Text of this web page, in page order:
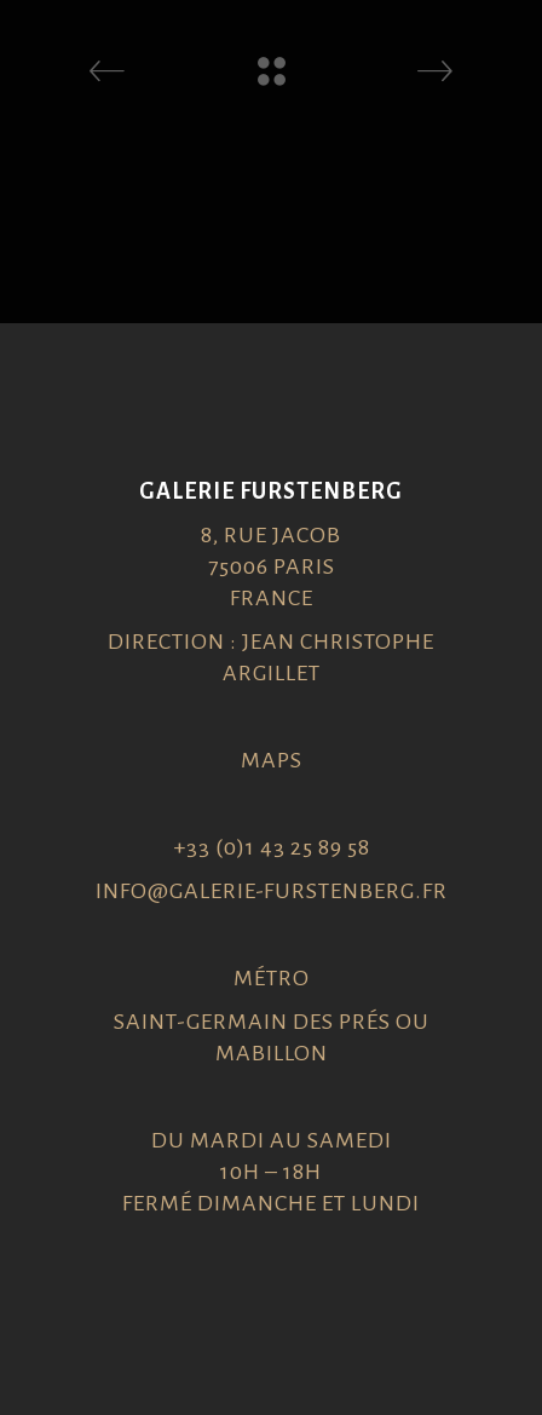
GALERIE FURSTENBERG
8, RUE JACOB
75006 PARIS
FRANCE
DIRECTION : JEAN CHRISTOPHE
ARGILLET
MAPS
+33 (0)1 43 25 89 58
INFO@GALERIE-FURSTENBERG.FR
MÉTRO
SAINT-GERMAIN DES PRÉS OU
MABILLON
DU MARDI AU SAMEDI
10H – 18H
FERMÉ DIMANCHE ET LUNDI